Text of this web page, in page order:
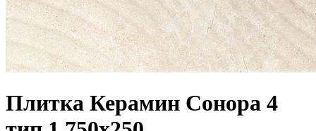
Плитка Керамин Сонора 4